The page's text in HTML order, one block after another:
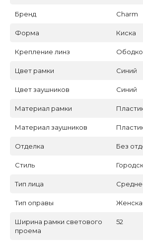
Бренд Charm
Форма Киска
Крепление линз
Цвет рамки Синий
Цвет заушников Синий
Материал рамки
Материал заушников
Отделка Без
Стиль
Тип лица
Тип оправы
Ширина рамки светового
проема
52